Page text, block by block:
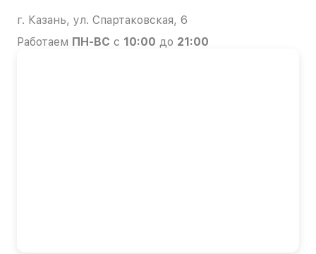
г. Казань, ул. Спартаковская, 6
Работаем ПН-ВС с 10:00 до 21:00